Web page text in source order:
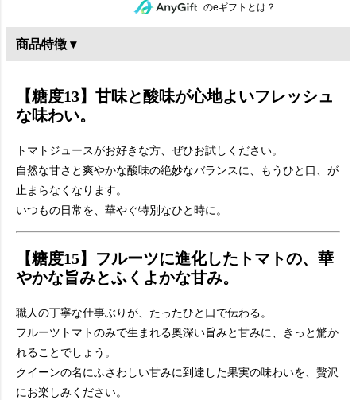
のeギフトとは？
商品特徴 ▾
【糖度13】甘味と酸味が心地よいフレッシュ
な味わい。
トマトジュースがお好きな方、ぜひお試しください。
自然な甘さと爽やかな酸味の絶妙なバランスに、もうひと口、が
止まらなくなります。
いつもの日常を、華やぐ特別なひと時に。
【糖度15】フルーツに進化したトマトの、華
やかな旨みとふくよかな甘み。
職人の丁寧な仕事ぶりが、たったひと口で伝わる。
フルーツトマトのみで生まれる奥深い旨みと甘みに、きっと驚か
れることでしょう。
クイーンの名にふさわしい甘みに到達した果実の味わいを、贅沢
にお楽しみください。